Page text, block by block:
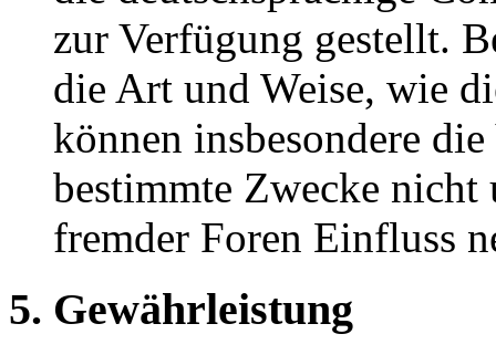
zur Verfügung gestellt.
die Art und Weise, wie
können insbesondere
bestimmte Zwecke nicht
fremder Foren Einfluss
5. Gewährleistung